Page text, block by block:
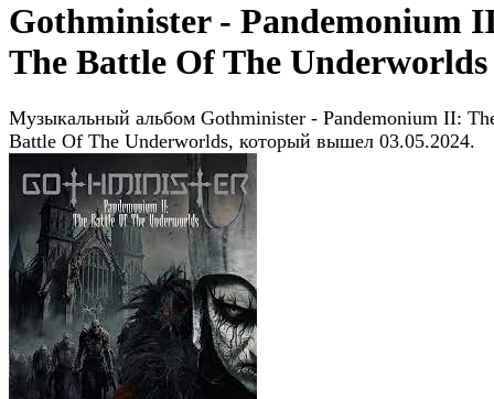
Gothminister - Pandemonium
The Battle Of The Underworlds
Музыкальный альбом Gothminister - Pandemonium II:
Battle Of The Underworlds, который вышел 03.05.2024.